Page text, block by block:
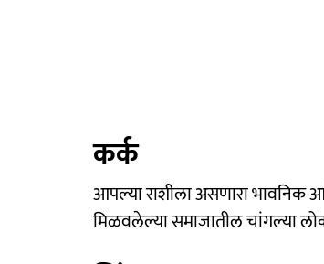
कर्क
आपल्या राशीला असणारा भावनिक
मिळवलेल्या समाजातील चांगल्या